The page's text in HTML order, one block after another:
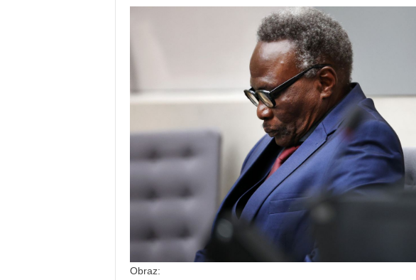
Obraz: